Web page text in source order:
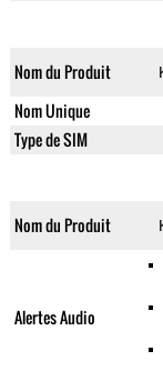
Nom du Produit
Nom Unique
Type de SIM
Nom du Produit
Alertes Audio